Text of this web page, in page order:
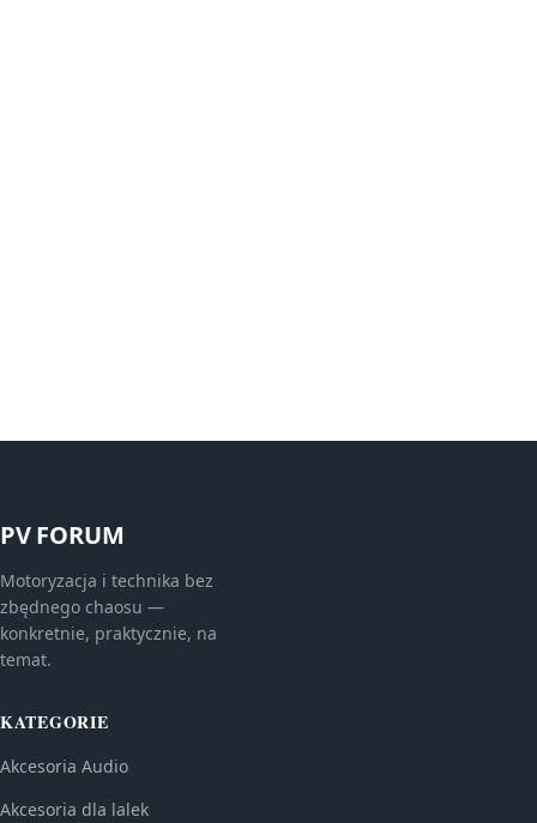
PV FORUM
Motoryzacja i technika bez
zbędnego chaosu —
konkretnie, praktycznie, na
temat.
KATEGORIE
Akcesoria Audio
Akcesoria dla lalek